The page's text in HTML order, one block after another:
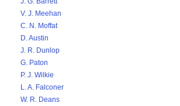
V. J. Meehan
C. N. Moffat
D. Austin
J. R. Dunlop
G. Paton
P. J. Wilkie
L. A. Falconer
W. R. Deans